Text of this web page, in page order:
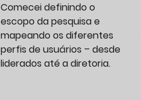
Comecei definindo o
escopo da pesquisa e
mapeando os diferentes
perfis de usuários – desde
liderados até a diretoria.